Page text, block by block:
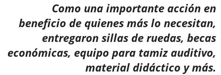
Como una importante acción en
beneficio de quienes más lo necesitan,
entregaron sillas de ruedas, becas
económicas, equipo para tamiz auditivo,
material didáctico y más.